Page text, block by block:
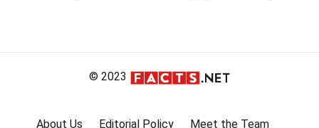
© 2023
About Us Editorial Policy
Meet the Team